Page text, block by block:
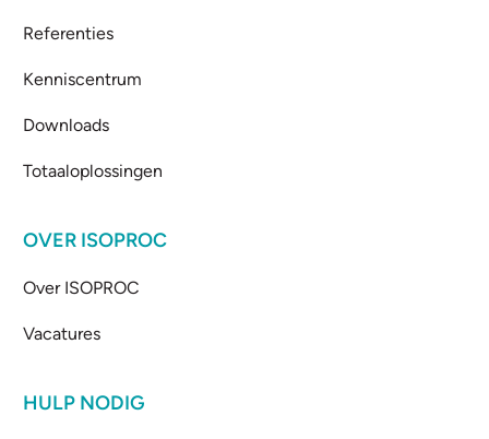
Referenties
Kenniscentrum
Downloads
Totaaloplossingen
OVER ISOPROC
Over ISOPROC
Vacatures
HULP NODIG